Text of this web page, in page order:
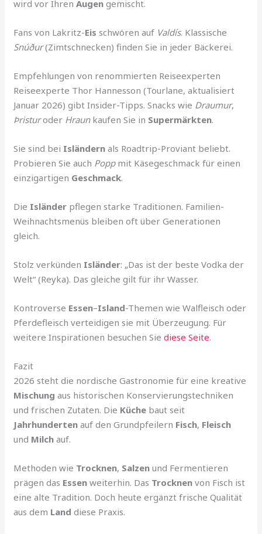
wird vor IhrenAugen gemischt.
Fans von Lakritz-Eis schwören auf Valdís. Klassische
Snúður(Zimtschnecken) finden Sie in jeder Bäckerei.
Empfehlungen von renommierten Reiseexperten
Reiseexperte Thor Hannesson (Tourlane, aktualisiert
Januar 2026) gibt Insider-Tipps. Snacks wie Draumur,
Þristuroder Hraunkaufen Sie in Supermärkten.
Sie sind bei Isländern als Roadtrip-Proviant beliebt.
Probieren Sie auch Poppmit Käsegeschmack für einen
einzigartigen Geschmack.
Die Isländer pflegen starke Traditionen. Familien-
Weihnachtsmenüs bleiben oft über Generationen
gleich.
Stolz verkünden Isländer: „Das ist der beste Vodka der
Welt“ (Reyka). Das gleiche gilt für ihr Wasser.
Kontroverse Essen–Island-Themen wie Walfleisch oder
Pferdefleisch verteidigen sie mit Überzeugung. Für
weitere Inspirationen besuchen Siediese Seite.
Fazit
2026 steht die nordische Gastronomie für eine kreative
Mischung aus historischen Konservierungstechniken
und frischen Zutaten. Die Küche baut seit
Jahrhunderten auf den Grundpfeilern Fisch, Fleisch
und Milch auf.
Methoden wie Trocknen, Salzen und Fermentieren
prägen das Essen weiterhin. Das Trocknen von Fisch ist
eine alte Tradition. Doch heute ergänzt frische Qualität
aus dem Land diese Praxis.